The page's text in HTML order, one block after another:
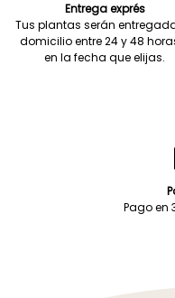
Entrega exprés
Tus plantas serán
domicilio entre 24 y 48
en la fecha que elijas.
Pago en